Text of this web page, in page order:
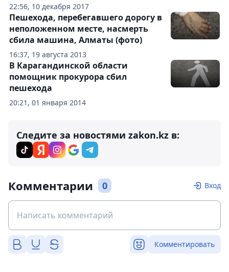
22:56, 10 декабря 2017
16:37, 19 августа 2013
Пешехода, перебегавшего дорогу в
неположенном месте, насмерть
сбила машина, Алматы (фото)
20:21, 01 января 2014
В Карагандинской области
помощник прокурора сбил
пешехода
Следите за новостями zakon.kz в:
Комментарии 0 Вход
Комментировать